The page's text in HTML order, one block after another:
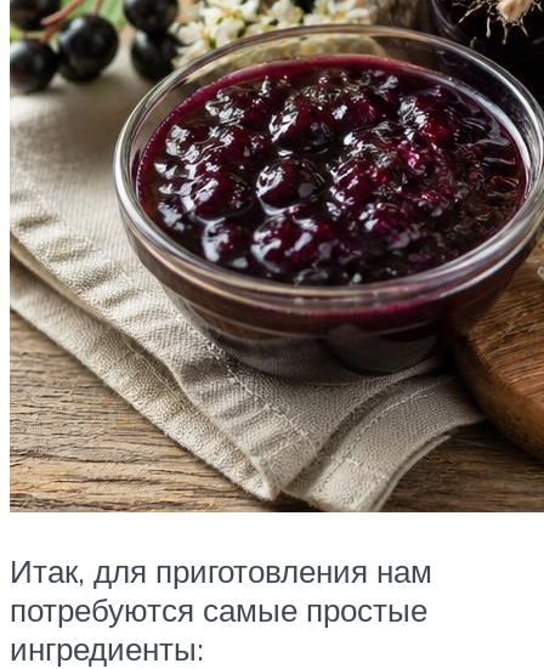
Итак, для приготовления нам
потребуются самые простые
ингредиенты: